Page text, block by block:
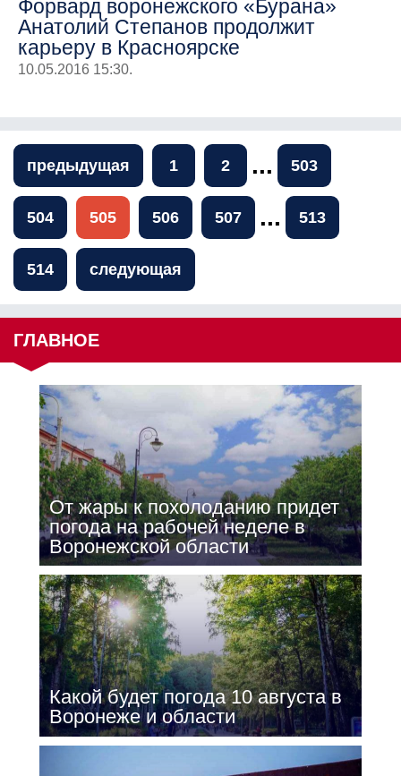
Форвард воронежского «Бурана»
Анатолий Степанов продолжит
карьеру в Красноярске
10.05.2016 15:30.
предыдущая 1 2 ... 503
504 505 506 507 ... 513
514 следующая
ГЛАВНОЕ
От жары к похолоданию придет
погода на рабочей неделе в
Воронежской области
Какой будет погода 10 августа в
Воронеже и области